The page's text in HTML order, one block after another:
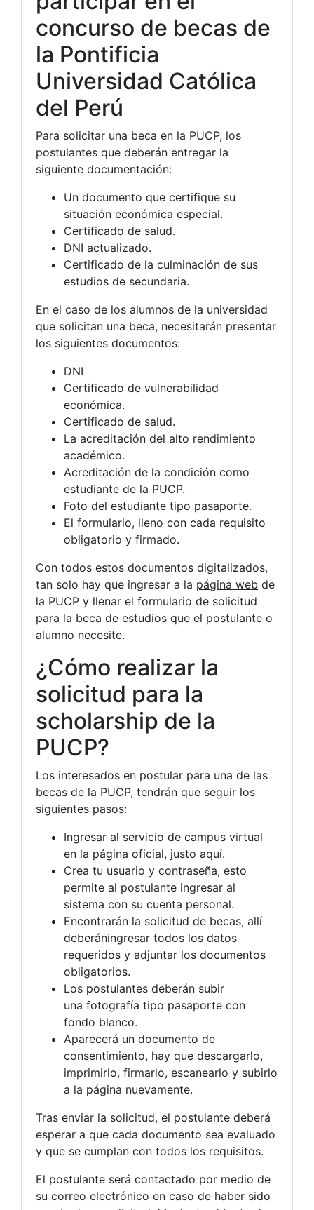
concurso de becas de
la Pontificia
Universidad Católica
del Perú
Para solicitar una beca en la PUCP, los
postulantes que deberán entregar la
siguiente documentación:
Un documento que certifique su
situación económica especial.
Certificado de salud.
DNI actualizado.
Certificado de la culminación de sus
estudios de secundaria.
En el caso de los alumnos de la universidad
que solicitan una beca, necesitarán presentar
los siguientes documentos:
DNI
Certificado de vulnerabilidad
económica.
Certificado de salud.
La acreditación del alto rendimiento
académico.
Acreditación de la condición como
estudiante de la PUCP.
Foto del estudiante tipo pasaporte.
El formulario, lleno con cada requisito
obligatorio y firmado.
Con todos estos documentos digitalizados,
tan solo hay que ingresar a la página web de
la PUCP y llenar el formulario de solicitud
para la beca de estudios que el postulante o
alumno necesite.
¿Cómo realizar la
solicitud para la
scholarship de la
PUCP?
Los interesados en postular para una de las
becas de la PUCP, tendrán que seguir los
siguientes pasos:
Ingresar al servicio de campus virtual
en la página oficial, justo aquí.
Crea tu usuario y contraseña, esto
permite al postulante ingresar al
sistema con su cuenta personal.
Encontrarán la solicitud de becas, allí
deberáningresar todos los datos
requeridos y adjuntar los documentos
obligatorios.
Los postulantes deberán subir
una fotografía tipo pasaporte con
fondo blanco.
Aparecerá un documento de
consentimiento, hay que descargarlo,
imprimirlo, firmarlo, escanearlo y subirlo
a la página nuevamente.
Tras enviar la solicitud, el postulante deberá
esperar a que cada documento sea evaluado
y que se cumplan con todos los requisitos.
El postulante será contactado por medio de
su correo electrónico en caso de haber sido